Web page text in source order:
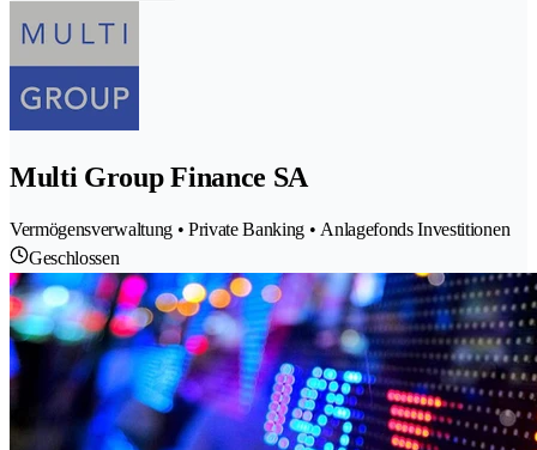
Multi Group Finance SA
Vermögensverwaltung • Private Banking • Anlagefonds Investitionen
Geschlossen